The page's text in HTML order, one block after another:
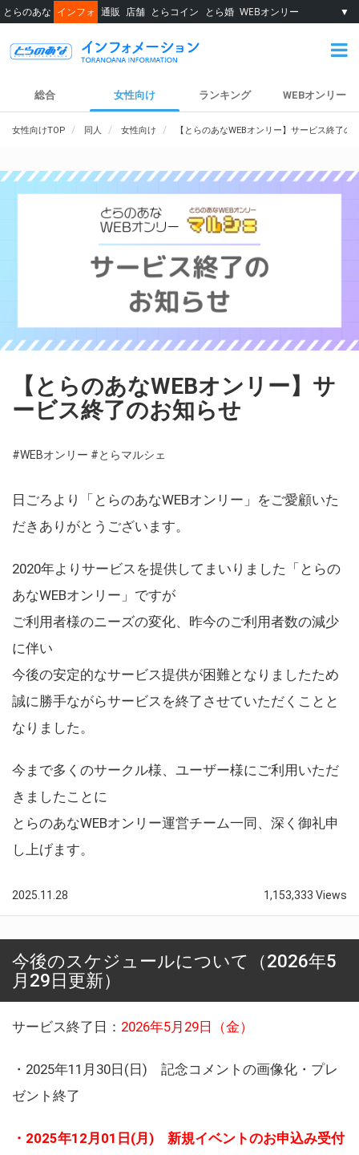
とらのあな インフォ 通販 店舗 とらコイン とら婚 WEBオンリー ▼
総合 女性向け ランキング WEBオンリー
女性向けTOP 同人 女性向け 【とらのあなWEBオンリー】サービス終了の
【とらのあなWEBオンリー】サ
ービス終了のお知らせ
#WEBオンリー #とらマルシェ
日ごろより「とらのあなWEBオンリー」をご愛顧いた
だきありがとうございます。
2020年よりサービスを提供してまいりました「とらの
あなWEBオンリー」ですが
ご利用者様のニーズの変化、昨今のご利用者数の減少
に伴い
今後の安定的なサービス提供が困難となりましたため
誠に勝手ながらサービスを終了させていただくことと
なりました。
今まで多くのサークル様、ユーザー様にご利用いただ
きましたことに
とらのあなWEBオンリー運営チーム一同、深く御礼申
し上げます。
2025.11.28 1,153,333 Views
今後のスケジュールについて（2026年5
月29日更新）
サービス終了日： 2026年5月29日（金）
・2025年11月30日(日) 記念コメントの画像化・プレ
ゼント終了
・2025年12月01日(月) 新規イベントのお申込み受付